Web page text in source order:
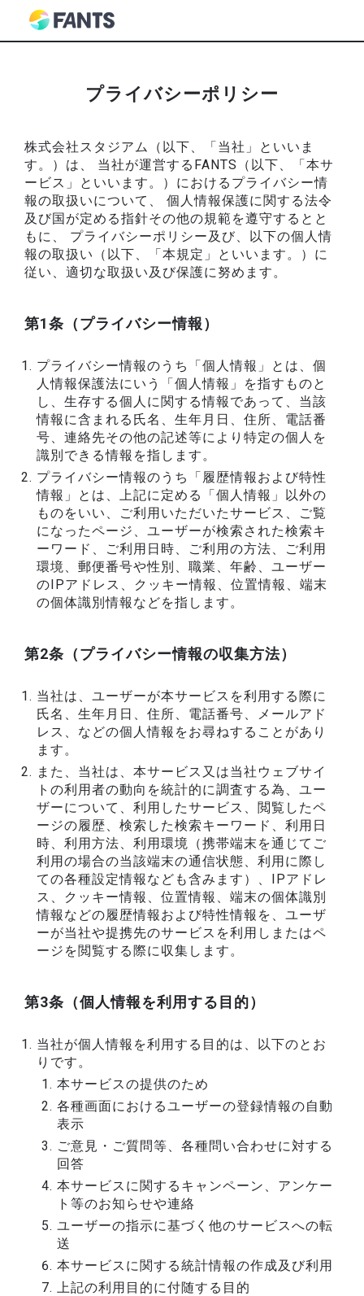
プライバシーポリシー
株式会社スタジアム（以下、「当社」といいま
す。）は、 当社が運営するFANTS（以下、「本サ
ービス」といいます。）におけるプライバシー情
報の取扱いについて、 個人情報保護に関する法令
及び国が定める指針その他の規範を遵守するとと
もに、 プライバシーポリシー及び、以下の個人情
報の取扱い（以下、「本規定」といいます。）に
従い、適切な取扱い及び保護に努めます。
第1条（プライバシー情報）
プライバシー情報のうち「個人情報」とは、個
人情報保護法にいう「個人情報」を指すものと
し、生存する個人に関する情報であって、当該
情報に含まれる氏名、生年月日、住所、電話番
号、連絡先その他の記述等により特定の個人を
識別できる情報を指します。
プライバシー情報のうち「履歴情報および特性
情報」とは、上記に定める「個人情報」以外の
ものをいい、ご利用いただいたサービス、ご覧
になったページ、ユーザーが検索された検索キ
ーワード、ご利用日時、ご利用の方法、ご利用
環境、郵便番号や性別、職業、年齢、ユーザー
のIPアドレス、クッキー情報、位置情報、端末
の個体識別情報などを指します。
第2条（プライバシー情報の収集方法）
当社は、ユーザーが本サービスを利用する際に
氏名、生年月日、住所、電話番号、メールアド
レス、などの個人情報をお尋ねすることがあり
ます。
また、当社は、本サービス又は当社ウェブサイ
トの利用者の動向を統計的に調査する為、ユー
ザーについて、利用したサービス、閲覧したペ
ージの履歴、検索した検索キーワード、利用日
時、利用方法、利用環境（携帯端末を通じてご
利用の場合の当該端末の通信状態、利用に際し
ての各種設定情報なども含みます）、IPアドレ
ス、クッキー情報、位置情報、端末の個体識別
情報などの履歴情報および特性情報を、ユーザ
ーが当社や提携先のサービスを利用しまたはペ
ージを閲覧する際に収集します。
第3条（個人情報を利用する目的）
当社が個人情報を利用する目的は、以下のとお
りです。
本サービスの提供のため
各種画面におけるユーザーの登録情報の自動
表示
ご意見・ご質問等、各種問い合わせに対する
回答
本サービスに関するキャンペーン、アンケー
ト等のお知らせや連絡
ユーザーの指示に基づく他のサービスへの転
送
本サービスに関する統計情報の作成及び利用
上記の利用目的に付随する目的